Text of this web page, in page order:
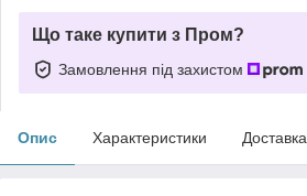
Що таке купити з Пром?
Замовлення під захистом
Опис Характеристики Доставка